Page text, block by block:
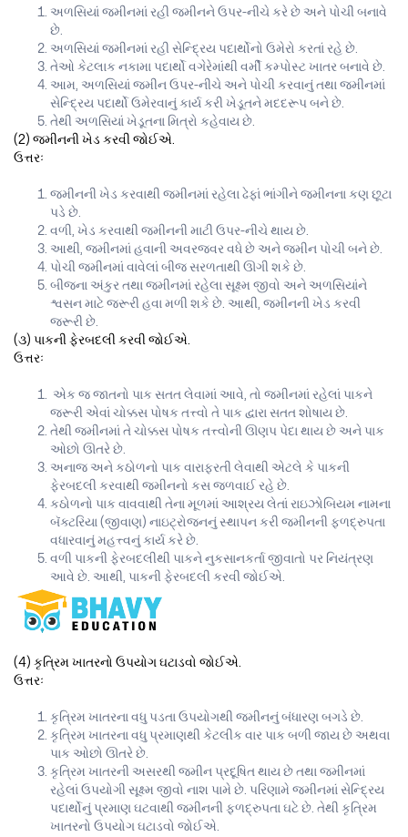
અળસિયાં જમીનમાં રહી જમીનને ઉપર-નીચે કરે છે અને પોચી બનાવે
છે.
અળસિયાં જમીનમાં રહી સેન્દ્રિય પદાર્થોનો ઉમેરો કરતાં રહે છે.
તેઓ કેટલાક નકામા પદાર્થો વગેરેમાંથી વર્મી કમ્પોસ્ટ ખાતર બનાવે છે.
આમ, અળસિયાં જમીન ઉપર-નીચે અને પોચી કરવાનું તથા જમીનમાં
સેન્દ્રિય પદાર્થો ઉમેરવાનું કાર્ય કરી ખેડૂતને મદદરૂપ બને છે.
તેથી અળસિયાં ખેડૂતના મિત્રો કહેવાય છે.
(2) જમીનની ખેડ કરવી જોઈએ.
ઉત્તરઃ
જમીનની ખેડ કરવાથી જમીનમાં રહેલા ઢેફાં ભાંગીને જમીનના કણ છૂટા
પડે છે.
વળી, ખેડ કરવાથી જમીનની માટી ઉપર-નીચે થાય છે.
આથી, જમીનમાં હવાની અવરજવર વધે છે અને જમીન પોચી બને છે.
પોચી જમીનમાં વાવેલાં બીજ સરળતાથી ઊગી શકે છે.
બીજના અંકુર તથા જમીનમાં રહેલા સૂક્ષ્મ જીવો અને અળસિયાંને
શ્વસન માટે જરૂરી હવા મળી શકે છે. આથી, જમીનની ખેડ કરવી
જરૂરી છે.
(૩) પાકની ફેરબદલી કરવી જોઈએ.
ઉત્તરઃ
એક જ જાતનો પાક સતત લેવામાં આવે, તો જમીનમાં રહેલાં પાકને
જરૂરી એવાં ચોક્કસ પોષક તત્ત્વો તે પાક દ્વારા સતત શોષાય છે.
તેથી જમીનમાં તે ચોક્કસ પોષક તત્ત્વોની ઊણપ પેદા થાય છે અને પાક
ઓછો ઊતરે છે.
અનાજ અને કઠોળનો પાક વારાફરતી લેવાથી એટલે કે પાકની
ફેરબદલી કરવાથી જમીનનો કસ જળવાઈ રહે છે.
કઠોળનો પાક વાવવાથી તેના મૂળમાં આશ્રય લેતાં રાઇઝોબિયમ નામના
બૅક્ટરિયા (જીવાણ) નાઇટ્રોજનનું સ્થાપન કરી જમીનની ફળદ્રુપતા
વધારવાનું મહત્ત્વનું કાર્ય કરે છે.
વળી પાકની ફેરબદલીથી પાકને નુકસાનકર્તા જીવાતો પર નિયંત્રણ
આવે છે. આથી, પાકની ફેરબદલી કરવી જોઈએ.
(4) કૃત્રિમ ખાતરનો ઉપયોગ ઘટાડવો જોઈએ.
ઉત્તરઃ
કૃત્રિમ ખાતરના વધુ પડતા ઉપયોગથી જમીનનું બંધારણ બગડે છે.
કૃત્રિમ ખાતરના વધુ પ્રમાણથી કેટલીક વાર પાક બળી જાય છે અથવા
પાક ઓછો ઊતરે છે.
કૃત્રિમ ખાતરની અસરથી જમીન પ્રદૂષિત થાય છે તથા જમીનમાં
રહેલાં ઉપયોગી સૂક્ષ્મ જીવો નાશ પામે છે. પરિણામે જમીનમાં સેન્દ્રિય
પદાર્થોનું પ્રમાણ ઘટવાથી જમીનની ફળદ્રુપતા ઘટે છે. તેથી કૃત્રિમ
ખાતરનો ઉપયોગ ઘટાડવો જોઈએ.